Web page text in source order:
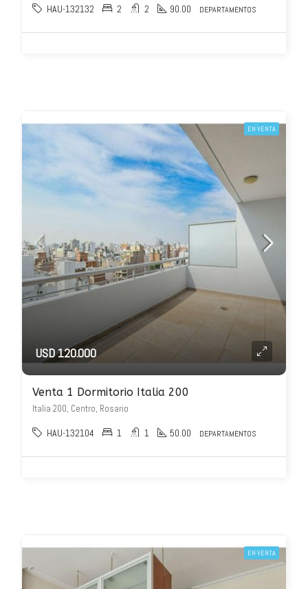
HAU-132132 2 2 90.00 DEPARTAMENTOS
EN VENTA
USD 120.000
Venta 1 Dormitorio Italia 200
Italia 200, Centro, Rosario
HAU-132104 1 1 50.00 DEPARTAMENTOS
EN VENTA